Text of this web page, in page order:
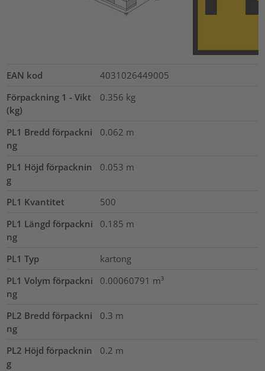
EAN kod
4031026449005
Förpackning 1 - Vikt
(kg)
0.356 kg
PL1 Bredd förpackni
ng
0.062 m
PL1 Höjd förpacknin
g
0.053 m
PL1 Kvantitet
500
PL1 Längd förpackni
ng
0.185 m
PL1 Typ
kartong
PL1 Volym förpackni
ng
0.00060791 m³
PL2 Bredd förpackni
ng
0.3 m
PL2 Höjd förpacknin
g
0.2 m